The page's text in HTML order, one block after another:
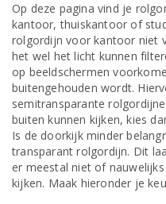
Op deze pagina vind je
kantoor, thuiskantoor of
rolgordijn voor kantoor niet
het wel het licht kunnen
op beeldschermen
buitengehouden wordt.
semitransparante
buiten kunnen kijken, kies
Is de doorkijk minder
transparant rolgordijn. Dit
er meestal niet of
kijken. Maak hieronder je